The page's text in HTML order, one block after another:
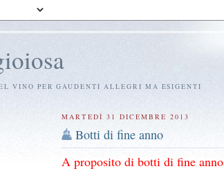
VINO PER GAUDENTI ALLEGRI MA ESIGENTI
MARTEDÌ 31 DICEMBRE 2013
Botti di fine anno
A proposito di botti di fine anno